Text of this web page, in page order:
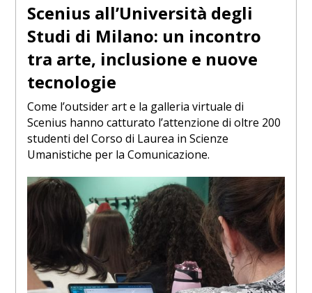
Scenius all’Università degli
Studi di Milano: un incontro
tra arte, inclusione e nuove
tecnologie
Come l’outsider art e la galleria virtuale di
Scenius hanno catturato l’attenzione di oltre 200
studenti del Corso di Laurea in Scienze
Umanistiche per la Comunicazione.